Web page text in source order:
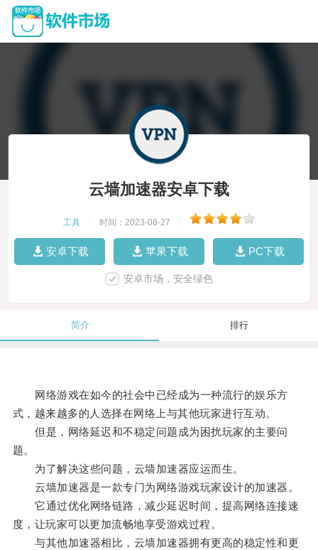
云墙加速器安卓下载
工具 时间：2023-08-27
安卓下载 苹果下载 PC下载
安卓市场，安全绿色
简介 排行
网络游戏在如今的社会中已经成为一种流行的娱乐方
式，越来越多的人选择在网络上与其他玩家进行互动。
但是，网络延迟和不稳定问题成为困扰玩家的主要问
题。
为了解决这些问题，云墙加速器应运而生。
云墙加速器是一款专门为网络游戏玩家设计的加速器。
它通过优化网络链路，减少延迟时间，提高网络连接速
度，让玩家可以更加流畅地享受游戏过程。
与其他加速器相比，云墙加速器拥有更高的稳定性和更